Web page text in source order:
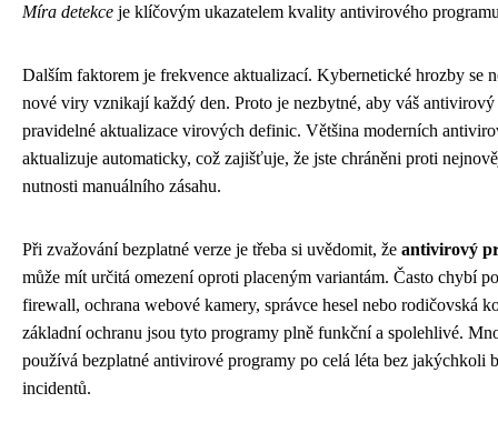
Míra detekce je klíčovým ukazatelem kvality antivirového
Dalším faktorem je frekvence aktualizací. Kybernetické hrozby se
nové viry vznikají každý den. Proto je nezbytné, aby váš antivirový
pravidelné aktualizace virových definic. Většina moderních
aktualizuje automaticky, což zajišťuje, že jste chráněni proti
nutnosti manuálního zásahu.
Při zvažování bezplatné verze je třeba si uvědomit, že antivirový
může mít určitá omezení oproti placeným variantám. Často chybí
firewall, ochrana webové kamery, správce hesel nebo rodičovská
základní ochranu jsou tyto programy plně funkční a spolehlivé.
používá bezplatné antivirové programy po celá léta bez jakýchkoli
incidentů.